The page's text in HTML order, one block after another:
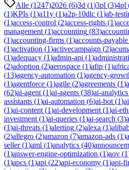
Alle (1247)2026 (6)3d (1)3pl (3)4pl
(1)KPIs (1)a11y (1)a2p-10dlc (1)ab-
(1)access-control (2)access-rights (1)
management (1)accounting (83)
(1)accounting-firms (1)accounts-payable
(1)activation (1)activecampaign (2)
(1)adequacy (1)admin-api (1)
(2)adoption (2)aerospace (1)afip (1)
(13)agency-automation (1)agency-
(1)agentforce (1)agile (2)agreements (1)
(62)ai-agent (1)ai-agents (38)ai-analytics
assistants (1)ai-automation (6)ai-bot (1)
(1)ai-content (1)ai-development (1)ai-
investment (1)ai-queries (1)ai-search (3)
(1)ai-threats (1)alerting (2)alexa (1)
(2)allegro (2)amazon (7)amazon-ads (1)
seller(1)aml (1)analytics (40)
(1)answer-engine-optimization (1)aov (1
(1)apcs (1)api (22)api-economy (1)api-